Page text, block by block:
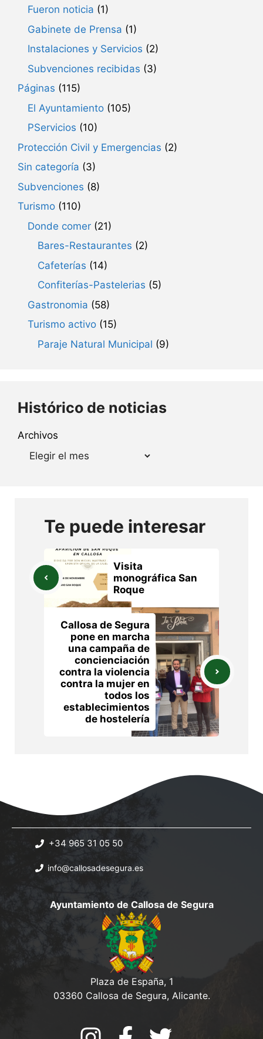
Fueron noticia (1)
Gabinete de Prensa (1)
Instalaciones y Servicios (2)
Subvenciones recibidas (3)
Páginas (115)
El Ayuntamiento (105)
PServicios (10)
Protección Civil y Emergencias (2)
Sin categoría (3)
Subvenciones (8)
Turismo (110)
Donde comer (21)
Bares-Restaurantes (2)
Cafeterías (14)
Confiterías-Pastelerias (5)
Gastronomia (58)
Turismo activo (15)
Paraje Natural Municipal (9)
Histórico de noticias
Archivos
Te puede interesar
Visita
monográfica San
Roque
Callosa de Segura
pone en marcha
una campaña de
concienciación
contra la violencia
contra la mujer en
todos los
establecimientos
de hostelería
+34 965 31 05 50
info@callosadesegura.es
Ayuntamiento de Callosa de Segura
Plaza de España, 1
03360 Callosa de Segura, Alicante.